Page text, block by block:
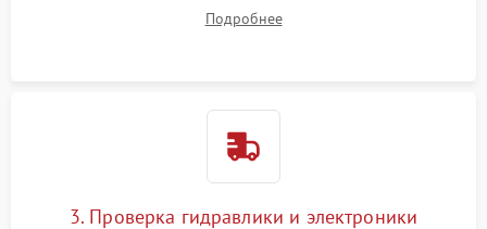
циркуляционному насосу, ТЭНу и сливной помпе.
Подробнее
3. Проверка гидравлики и электроники